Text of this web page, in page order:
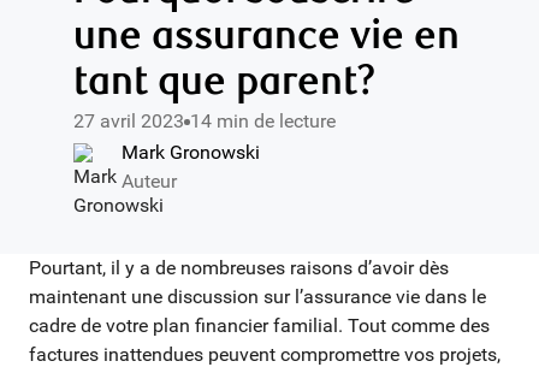
une assurance vie en
tant que parent?
27 avril 2023 14 min de lecture
Mark Gronowski
Auteur
Pourtant, il y a de nombreuses raisons d’avoir dès
maintenant une discussion sur l’assurance vie dans le
cadre de votre plan financier familial. Tout comme des
factures inattendues peuvent compromettre vos projets,